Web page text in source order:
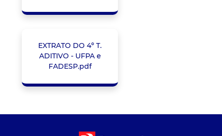
EXTRATO DO 4º T.
ADITIVO - UFPA e
FADESP.pdf